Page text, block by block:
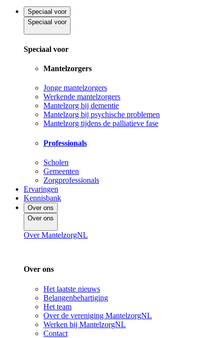
Speciaal voor
Speciaal voor
Speciaal voor
Mantelzorgers
Jonge mantelzorgers
Werkende mantelzorgers
Mantelzorg bij dementie
Mantelzorg bij psychische problemen
Mantelzorg tijdens de palliatieve fase
Professionals
Scholen
Gemeenten
Zorgprofessionals
Ervaringen
Kennisbank
Over ons
Over ons
Over MantelzorgNL
Over ons
Het laatste nieuws
Belangenbehartiging
Het team
Over de vereniging MantelzorgNL
Werken bij MantelzorgNL
Contact